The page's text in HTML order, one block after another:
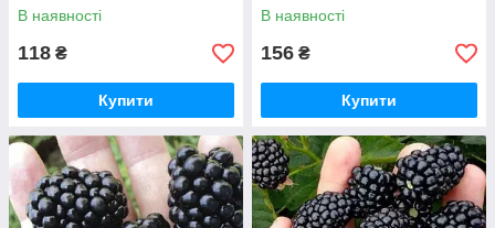
В наявності
118 ₴
Купити
В наявності
156 ₴
Купити